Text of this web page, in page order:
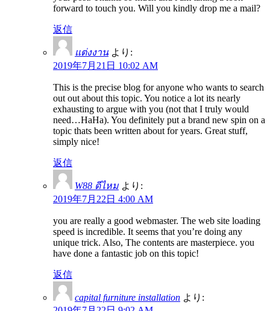
forward to touch you. Will you kindly drop me a mail?
返信
แต่งงาน より:
2019年7月21日 10:02 AM
This is the precise blog for anyone who wants to search
out out about this topic. You notice a lot its nearly
exhausting to argue with you (not that I truly would
need…HaHa). You definitely put a brand new spin on a
topic thats been written about for years. Great stuff,
simply nice!
返信
W88 ดีไหม より:
2019年7月22日 4:00 AM
you are really a good webmaster. The web site loading
speed is incredible. It seems that you’re doing any
unique trick. Also, The contents are masterpiece. you
have done a fantastic job on this topic!
返信
capital furniture installation より: